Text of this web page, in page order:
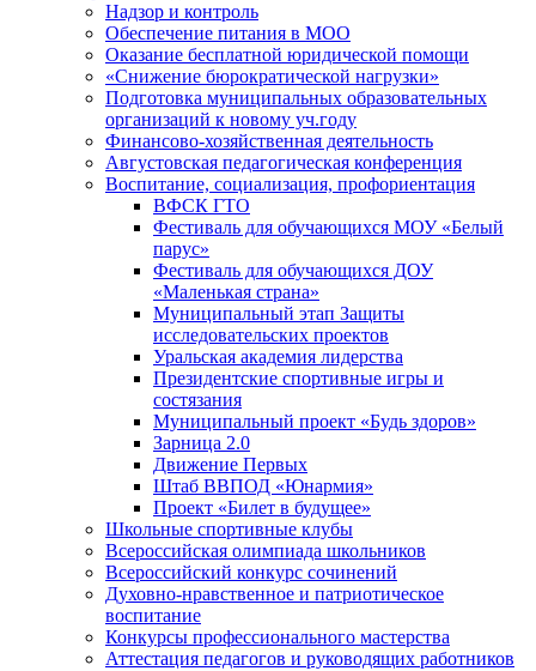
Надзор и контроль
Обеспечение питания в МОО
Оказание бесплатной юридической помощи
«Снижение бюрократической нагрузки»
Подготовка муниципальных образовательных
организаций к новому уч.году
Финансово-хозяйственная деятельность
Августовская педагогическая конференция
Воспитание, социализация, профориентация
ВФСК ГТО
Фестиваль для обучающихся МОУ «Белый
парус»
Фестиваль для обучающихся ДОУ
«Маленькая страна»
Муниципальный этап Защиты
исследовательских проектов
Уральская академия лидерства
Президентские спортивные игры и
состязания
Муниципальный проект «Будь здоров»
Зарница 2.0
Движение Первых
Штаб ВВПОД «Юнармия»
Проект «Билет в будущее»
Школьные спортивные клубы
Всероссийская олимпиада школьников
Всероссийский конкурс сочинений
Духовно-нравственное и патриотическое
воспитание
Конкурсы профессионального мастерства
Аттестация педагогов и руководящих работников